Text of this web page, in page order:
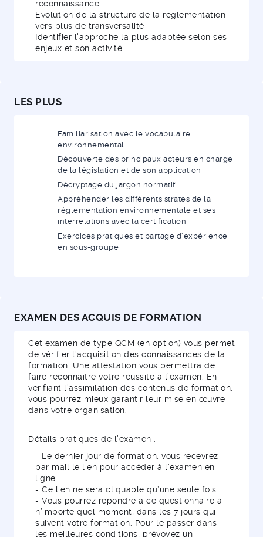
reconnaissance
Evolution de la structure de la réglementation
vers plus de transversalité
Identifier l'approche la plus adaptée selon ses
enjeux et son activité
LES PLUS
Familiarisation avec le vocabulaire
environnemental
Découverte des principaux acteurs en charge
de la législation et de son application
Décryptage du jargon normatif
Appréhender les différents strates de la
réglementation environnementale et ses
interrelations avec la certification
Exercices pratiques et partage d'expérience
en sous-groupe
EXAMEN DES ACQUIS DE FORMATION
Cet examen de type QCM (en option) vous permet
de vérifier l'acquisition des connaissances de la
formation. Une attestation vous permettra de
faire reconnaître votre réussite à l’examen. En
vérifiant l'assimilation des contenus de formation,
vous pourrez mieux garantir leur mise en œuvre
dans votre organisation.
Détails pratiques de l’examen :
- Le dernier jour de formation, vous recevrez
par mail le lien pour accéder à l’examen en
ligne
- Ce lien ne sera cliquable qu’une seule fois
- Vous pourrez répondre à ce questionnaire à
n’importe quel moment, dans les 7 jours qui
suivent votre formation. Pour le passer dans
les meilleures conditions, prévoyez un